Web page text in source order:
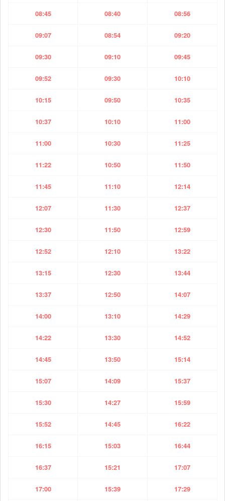
08:45 08:40 08:56
09:07 08:54 09:20
09:30 09:10 09:45
09:52 09:30 10:10
10:15 09:50 10:35
10:37 10:10 11:00
11:00 10:30 11:25
11:22 10:50 11:50
11:45 11:10 12:14
12:07 11:30 12:37
12:30 11:50 12:59
12:52 12:10 13:22
13:15 12:30 13:44
13:37 12:50 14:07
14:00 13:10 14:29
14:22 13:30 14:52
14:45 13:50 15:14
15:07 14:09 15:37
15:30 14:27 15:59
15:52 14:45 16:22
16:15 15:03 16:44
16:37 15:21 17:07
17:00 15:39 17:29